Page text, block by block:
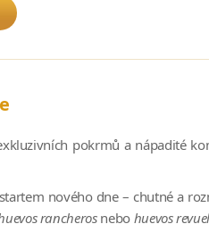
pokrmů a nápadité
nového dne – chutné a
rancheros nebo huevos